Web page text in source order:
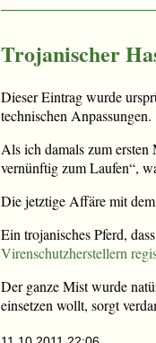
Trojanischer
Dieser Eintrag wurde
technischen Anpassungen.
Als ich damals zum
vernünftig zum Laufen“,
Die jetztige Affäre mit
Ein trojanisches Pferd,
Virenschutzherstellern
Der ganze Mist wurde
einsetzen wollt, sorgt